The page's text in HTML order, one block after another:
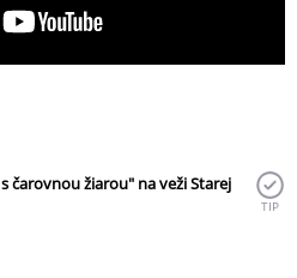
čarovnou žiarou" na veži Starej
TIP